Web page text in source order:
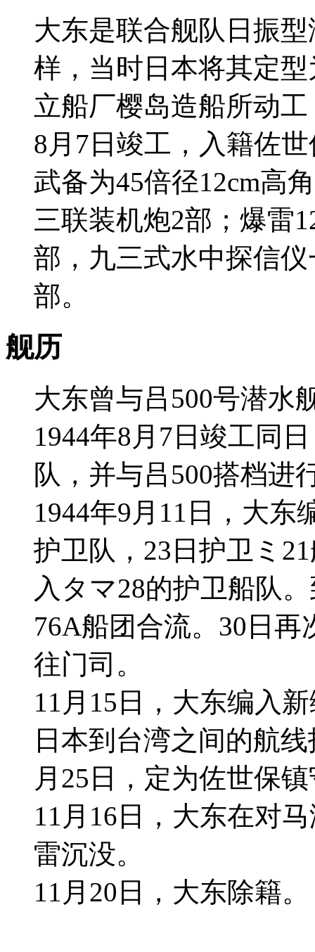
大东是联合舰队日振
样，当时日本将其定
立船厂樱岛造船所动
8月7日竣工，入籍佐
武备为45倍径12cm高
三联装机炮2部；爆雷
部，九三式水中探信
部。
舰历
大东曾与吕500号潜水
1944年8月7日竣工同
队，并与吕500搭档进
1944年9月11日，大东
护卫队，23日护卫ミ
入タマ28的护卫船队
76A船团合流。30日
往门司。
11月15日，大东编入
日本到台湾之间的航
月25日，定为佐世保
11月16日，大东在对
雷沉没。
11月20日，大东除籍。